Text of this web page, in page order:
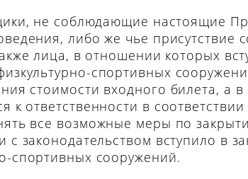
не соблюдающие настоящие
либо же чье присутствие
лица, в отношении которых
спортивных
стоимости входного билета, а
к ответственности в
все возможные меры по
с законодательством вступило в
спортивных сооружений.